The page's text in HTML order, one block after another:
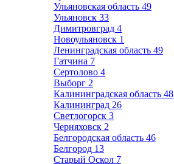
Ульяновская область 49
Ульяновск 33
Димитровград 4
Новоульяновск 1
Ленинградская область 49
Гатчина 7
Сертолово 4
Выборг 2
Калининградская область 48
Калининград 26
Светлогорск 3
Черняховск 2
Белгородская область 46
Белгород 13
Старый Оскол 7